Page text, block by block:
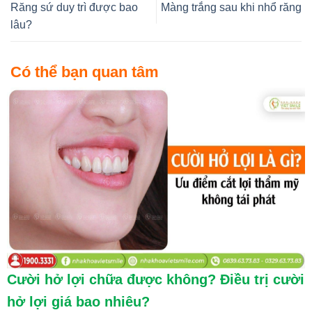
Răng sứ duy trì được bao
lâu?
Màng trắng sau khi nhổ răng
Có thể bạn quan tâm
Cười hở lợi chữa được không? Điều trị cười
hở lợi giá bao nhiêu?